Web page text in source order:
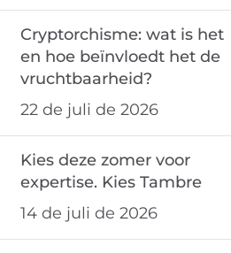
Cryptorchisme: wat is het
en hoe beïnvloedt het de
vruchtbaarheid?
22 de juli de 2026
Kies deze zomer voor
expertise. Kies Tambre
14 de juli de 2026